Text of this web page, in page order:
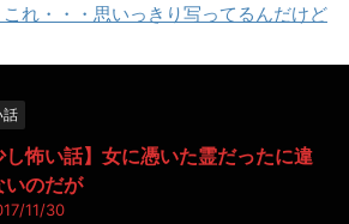
これ・・・思いっきり写ってるんだけど
話
し怖い話】女に憑いた霊だったに違
いのだが
11/30